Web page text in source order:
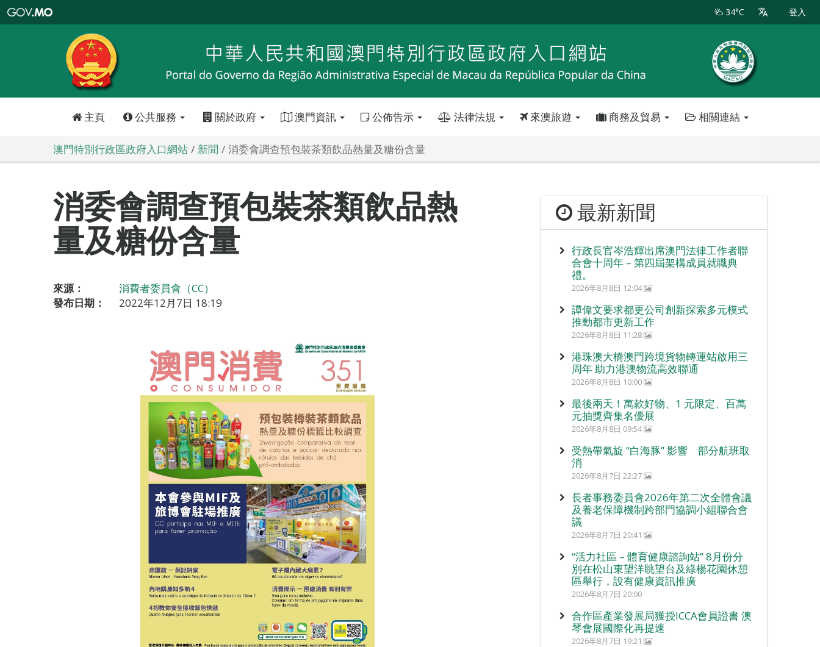
特
政
區
政
口
34°C 登入
主頁 公共服務 關於政府 澳門資訊 公佈告示 法律法規 來澳旅遊 商務及貿易 相關連結
澳門特別行政區政府入口網站 新聞 消委會調查預包裝茶類飲品熱量及糖份含量
消委會調查預包裝茶類飲品熱
量及糖份含量
來源：
消費者委員會（CC）
發布日期：
2022年12月7日 18:19
最新新聞
行政長官岑浩輝出席澳門法律工作者聯
合會十周年 – 第四屆架構成員就職典
禮。
2026年8月8日 12:04
譚偉文要求都更公司創新探索多元模式
推動都市更新工作
2026年8月8日 11:28
港珠澳大橋澳門跨境貨物轉運站啟用三
周年 助力港澳物流高效聯通
2026年8月8日 10:00
最後兩天！萬款好物、1 元限定、百萬
元抽獎齊集名優展
2026年8月8日 09:54
受熱帶氣旋 “白海豚” 影響 部分航班取
消
2026年8月7日 22:27
長者事務委員會2026年第二次全體會議
及養老保障機制跨部門協調小組聯合會
議
2026年8月7日 20:41
“活力社區 – 體育健康諮詢站” 8月份分
別在松山東望洋眺望台及綠楊花園休憩
區舉行，設有健康資訊推廣
2026年8月7日 20:00
合作區產業發展局獲授ICCA會員證書 澳
琴會展國際化再提速
2026年8月7日 19:21